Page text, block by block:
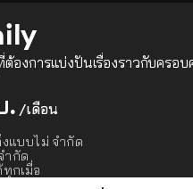
องการแบ่งปันเรื่องราวกับครอบ
. /เดือน
งแบบไม่ จำกัด
ำกัด
ทุกเมื่อ